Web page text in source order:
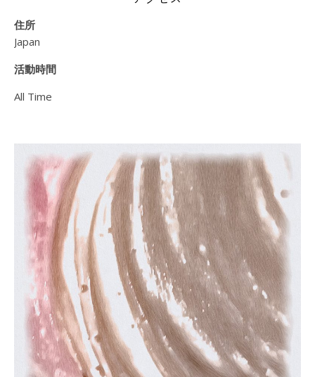
住所
Japan
活動時間
All Time